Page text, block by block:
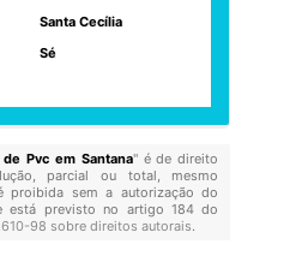
Santa Cecília
Sé
de Pvc em Santana" é de direito
parcial ou total, mesmo
proibida sem a autorização do
está previsto no artigo 184 do
98 sobre direitos autorais.